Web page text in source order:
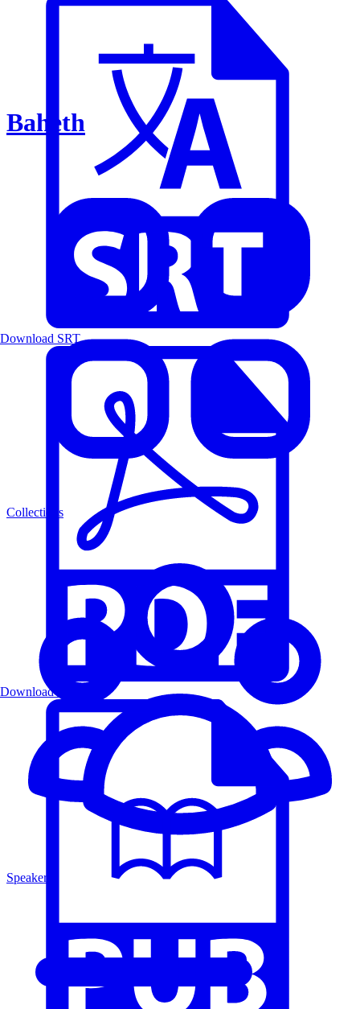
Baheth
Collections
Speakers
Download SRT
Download PDF